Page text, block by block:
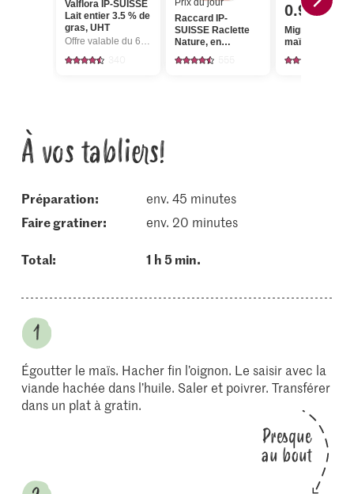
Valflora IP-SUISSE
Lait entier 3.5 % de
gras, UHT
Offre valable du 6.8 au 12.8.2026, jusqu’à épuisement du stock.
Prix du jour
Raccard IP-
SUISSE Raclette
Nature, en
tranches
0.95
Migros Grains
maïs
À vos tabliers!
Préparation:
env. 45 minutes
faire gratiner:
env. 20 minutes
Total: 1 h 5 min.
Égoutter le maïs. Hacher fin l’oignon. Le saisir avec la
viande hachée dans l’huile. Saler et poivrer. Transférer
dans un plat à gratin.
Presque
au bout